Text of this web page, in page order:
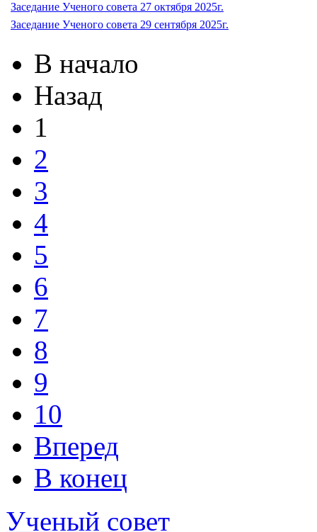
Заседание Ученого совета 27 октября 2025г.
Заседание Ученого совета 29 сентября 2025г.
В начало
Назад
1
2
3
4
5
6
7
8
9
10
Вперед
В конец
Ученый совет